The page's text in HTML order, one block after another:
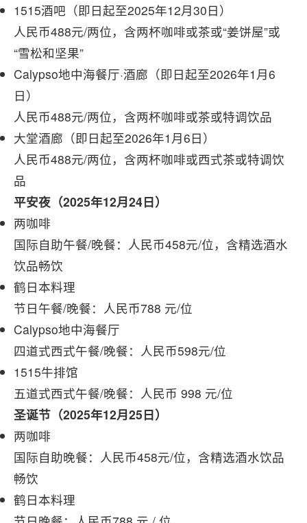
1515酒吧（即日起至2025年12月30日）
人民币488元/两位，含两杯咖啡或茶或“姜饼屋”或
“雪松和坚果”
Calypso地中海餐厅·酒廊（即日起至2026年1月6
日）
人民币488元/两位，含两杯咖啡或茶或特调饮品
大堂酒廊（即日起至2026年1月6日）
人民币488元/两位，含两杯咖啡或西式茶或特调饮
品
平安夜（2025年12月24日）
两咖啡
国际自助午餐/晚餐：人民币458元/位，含精选酒水
饮品畅饮
鹤日本料理
节日午餐/晚餐：人民币788 元/位
Calypso地中海餐厅
四道式西式午餐/晚餐：人民币598元/位
1515牛排馆
五道式西式午餐/晚餐：人民币 998 元/位
圣诞节（2025年12月25日）
两咖啡
国际自助晚餐：人民币458元/位，含精选酒水饮品
畅饮
鹤日本料理